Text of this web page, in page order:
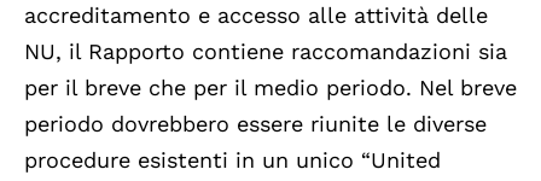
accreditamento e accesso alle attività delle
NU, il Rapporto contiene raccomandazioni sia
per il breve che per il medio periodo. Nel breve
periodo dovrebbero essere riunite le diverse
procedure esistenti in un unico “United